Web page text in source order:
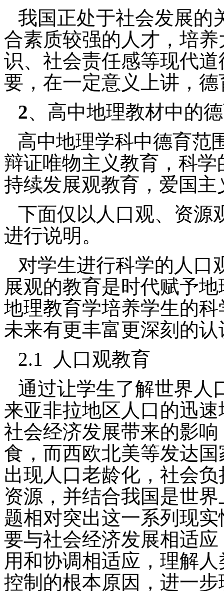
我国正处于社会发展的
合素质较强的人才，培
识、社会责任感等现代
要，在一定意义上讲，
2、高中地理教材中的
高中地理学科中德育范
辩证唯物主义教育，科
持续发展观教育，爱国
下面仅以人口观、资源
进行说明。
对学生进行科学的人口
展观的教育是时代赋予
地理教育学培养学生的
未来有更丰富更深刻的认
2.1
人口观教育
通过让学生了解世界人
来亚非拉地区人口的迅
社会经济发展带来的影
食，而西欧北美等发达
出现人口老龄化，社会
资源，并结合我国是世
题相对突出这一系列现
要与社会经济发展相适
用和协调相适应，理解
控制的根本原因，进一